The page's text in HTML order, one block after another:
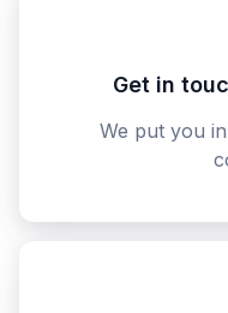
Get in
We put you